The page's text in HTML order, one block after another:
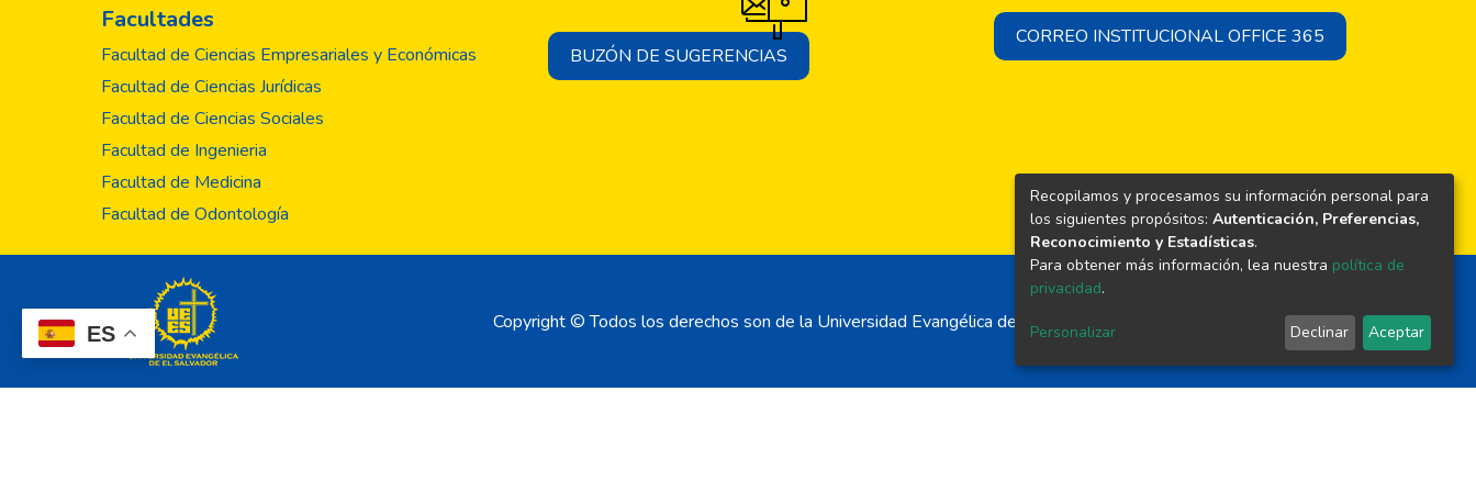
ES
Facultades
Facultad de Ciencias Empresariales y Económicas
Facultad de Ciencias Jurídicas
Facultad de Ciencias Sociales
Facultad de Ingenieria
Facultad de Medicina
Facultad de Odontología
BUZÓN DE SUGERENCIAS
CORREO INSTITUCIONAL OFFICE 365
Copyright © Todos los derechos son de la Universidad Evangélica de El Salvador
Recopilamos y procesamos su información personal para
los siguientes propósitos: Autenticación, Preferencias,
Reconocimiento y Estadísticas.
Para obtener más información, lea nuestra política de
privacidad.
Personalizar Declinar Aceptar